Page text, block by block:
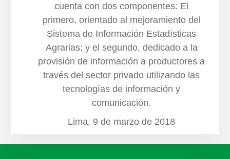
cuenta con dos componentes: El
primero, orientado al mejoramiento del
Sistema de Información Estadísticas
Agrarias; y el segundo, dedicado a la
provisión de información a productores a
través del sector privado utilizando las
tecnologías de información y
comunicación.
Lima, 9 de marzo de 2018